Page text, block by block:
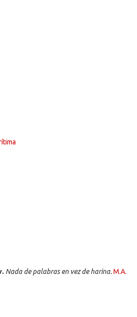
Nada de palabras en vez de harina.M.A.